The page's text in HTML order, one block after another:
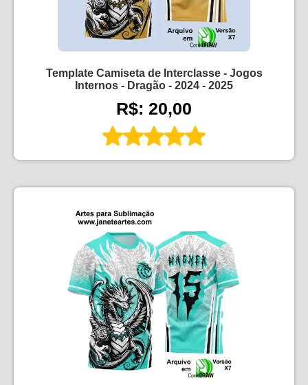
Template Camiseta de Interclasse - Jogos
Internos - Dragão - 2024 - 2025
R$: 20,00